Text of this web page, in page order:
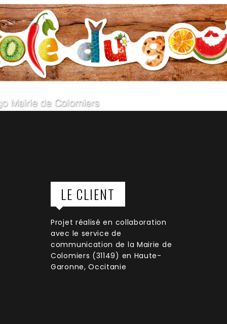
LE CLIENT
Projet réalisé en collaboration
avec le service de
communication de la Mairie de
Colomiers (31149) en Haute-
Garonne, Occitanie